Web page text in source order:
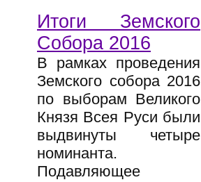
Итоги Земского
Собора 2016
В рамках проведения
Земского собора 2016
по выборам Великого
Князя Всея Руси были
выдвинуты четыре
номинанта.
Подавляющее